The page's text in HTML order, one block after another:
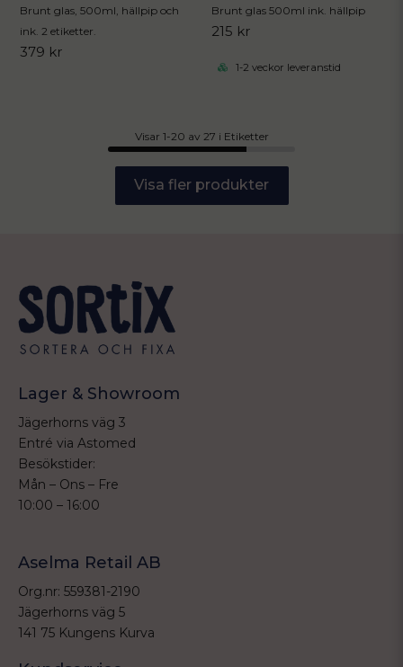
Brunt glas, 500ml, hällpip och
ink. 2 etiketter.
379 kr
Brunt glas 500ml ink. hällpip
215 kr
1-2 veckor leveranstid
Visar 1-20 av 27 i Etiketter
Lager & Showroom
Jägerhorns väg 3
Entré via Astomed
Besökstider:
Mån – Ons – Fre
10:00 – 16:00
Aselma Retail AB
Org.nr: 559381-2190
Jägerhorns väg 5
141 75 Kungens Kurva